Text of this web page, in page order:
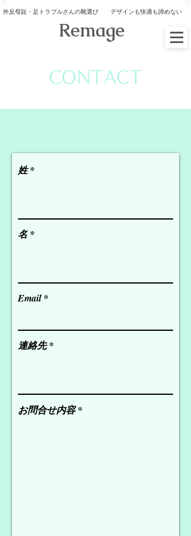
外反母趾・足トラブルさんの靴選び デザインも快適も諦めない
​Remage
CONTACT
姓
名
Email
連絡先
お問合せ内容